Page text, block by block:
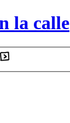
la calle